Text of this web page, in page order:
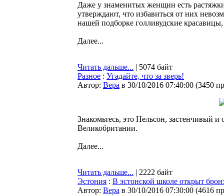
Даже у знаменитых женщин есть
утверждают, что избавиться от них
нашей подборке голливудские
Далее...
Читать дальше... | 5074 байт
Разное : Угадайте, что за зверь!
Автор: Bepa в 30/10/2016 07:40:00 (3450
Знакомьтесь, это Нельсон, застенчивый
Великобритании.
Далее...
Читать дальше... | 2222 байт
Эстония : В эстонской школе открыт
Автор: Bepa в 30/10/2016 07:30:00 (4616